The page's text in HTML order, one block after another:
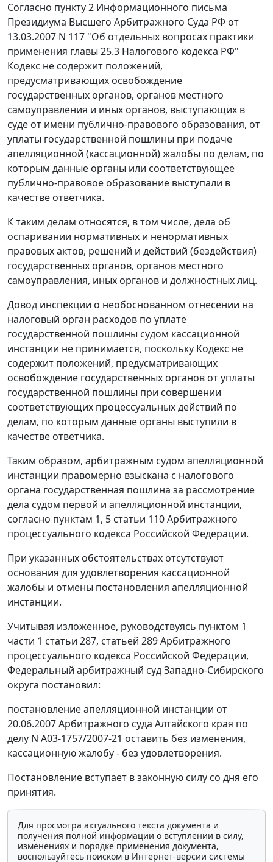
Согласно пункту 2 Информационного письма
Президиума Высшего Арбитражного Суда РФ от
13.03.2007 N 117 "Об отдельных вопросах практики
применения главы 25.3 Налогового кодекса РФ"
Кодекс не содержит положений,
предусматривающих освобождение
государственных органов, органов местного
самоуправления и иных органов, выступающих в
суде от имени публично-правового образования, от
уплаты государственной пошлины при подаче
апелляционной (кассационной) жалобы по делам, по
которым данные органы или соответствующее
публично-правовое образование выступали в
качестве ответчика.
К таким делам относятся, в том числе, дела об
оспаривании нормативных и ненормативных
правовых актов, решений и действий (бездействия)
государственных органов, органов местного
самоуправления, иных органов и должностных лиц.
Довод инспекции о необоснованном отнесении на
налоговый орган расходов по уплате
государственной пошлины судом кассационной
инстанции не принимается, поскольку Кодекс не
содержит положений, предусматривающих
освобождение государственных органов от уплаты
государственной пошлины при совершении
соответствующих процессуальных действий по
делам, по которым данные органы выступили в
качестве ответчика.
Таким образом, арбитражным судом апелляционной
инстанции правомерно взыскана с налогового
органа государственная пошлина за рассмотрение
дела судом первой и апелляционной инстанции,
согласно пунктам 1, 5 статьи 110Арбитражного
процессуального кодекса Российской Федерации.
При указанных обстоятельствах отсутствуют
основания для удовлетворения кассационной
жалобы и отмены постановления апелляционной
инстанции.
Учитывая изложенное, руководствуясь пунктом 1
части 1 статьи 287, статьей 289Арбитражного
процессуального кодекса Российской Федерации,
Федеральный арбитражный суд Западно-Сибирского
округа постановил:
постановление апелляционной инстанции от
20.06.2007 Арбитражного суда Алтайского края по
делу N А03-1757/2007-21 оставить без изменения,
кассационную жалобу - без удовлетворения.
Постановление вступает в законную силу со дня его
принятия.
Для просмотра актуального текста документа и
получения полной информации о вступлении в силу,
изменениях и порядке применения документа,
воспользуйтесь поиском в Интернет-версии системы